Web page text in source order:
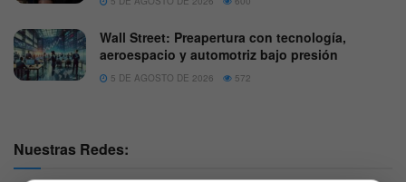
Wall Street: Preapertura con tecnología,
aeroespacio y automotriz bajo presión
5 DE AGOSTO DE 2026 572
Nuestras Redes: